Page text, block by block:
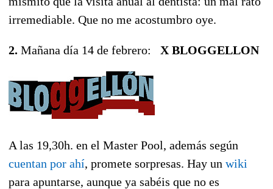
irremediable. Que no me acostumbro oye.
2. Mañana día 14 de febrero: X BLOGGELLON
A las 19,30h. en el Master Pool, además según
cuentan por ahí, promete sorpresas. Hay un wiki
para apuntarse, aunque ya sabéis que no es